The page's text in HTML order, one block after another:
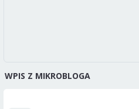
WPIS Z MIKROBLOGA